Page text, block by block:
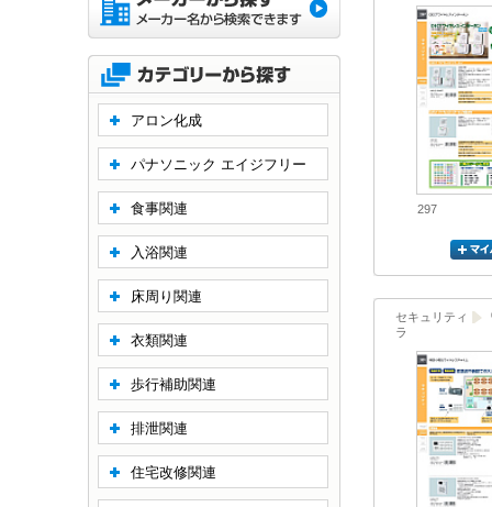
297
セキュリティ
ラ
アロン化成
パナソニック エイジフリー
食事関連
入浴関連
床周り関連
衣類関連
歩行補助関連
排泄関連
住宅改修関連